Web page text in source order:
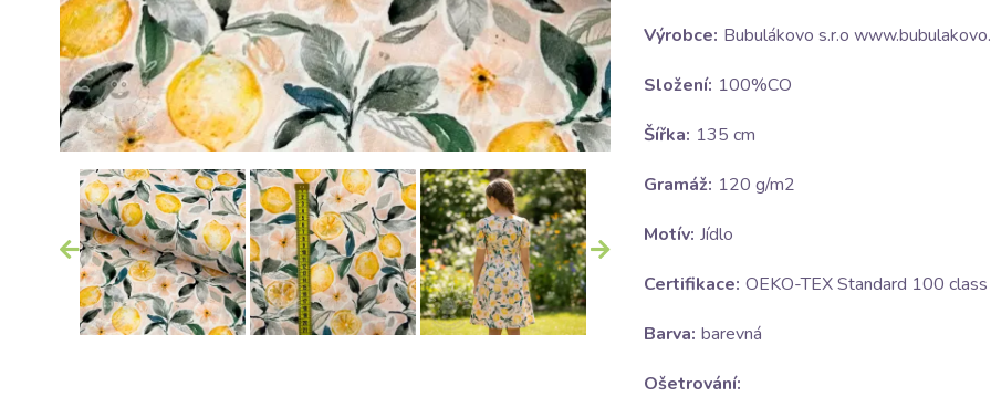
Výrobce: Bubulákovo s.r.o
Složení: 100%CO
Šířka: 135 cm
Gramáž: 120 g/m2
Motív: Jídlo
Certifikace: OEKO-TEX Standard 100 class
Barva: barevná
Ošetrování: